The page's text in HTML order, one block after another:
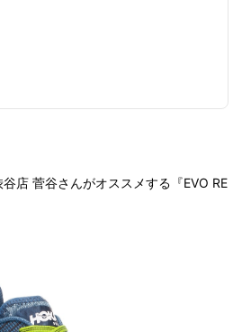
店 菅谷さんがオススメする『EVO RE